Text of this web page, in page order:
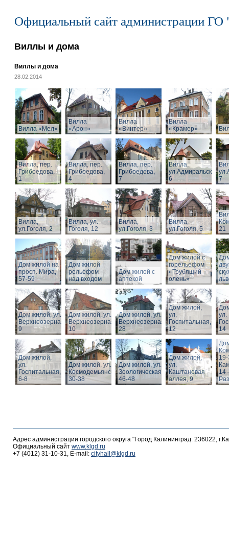
Официальный сайт администрации ГО
Виллы и дома
Виллы и дома
28.02.2014
Вилла «Мел»
Вилла
«Арон»
Вилла
«Винтер»
Вилла
«Крамер»
Вилла, пер.
Грибоедова,
1
Вилла, пер.
Грибоедова,
4
Вилла, пер.
Грибоедова,
7
Вилла,
ул.Адмиральская,
6
7
Вилла,
ул.Гоголя, 2
Вилла, ул.
Гоголя, 12
Вилла,
ул.Гоголя, 3
Вилла,
ул.Гоголя, 5
21
Дом жилой на
просп. Мира,
57-59
Дом жилой
рельефом
над входом
Дом жилой с
аптекой
Дом жилой с
горельефом
«Трубящий
олень»
Дом жилой, ул.
Верхнеозерная,
9
Дом жилой, ул.
Верхнеозерная,
10
Дом жилой, ул.
Верхнеозерная,
28
Дом жилой,
ул.
Госпитальная,
12
ул.
14
Дом жилой,
ул.
Госпитальная,
6-8
Дом жилой, ул. З.
Космодемьянской
30-38
Дом жилой, ул.
Зоологическая,
46-48
Дом жилой,
ул.
Каштановая
аллея, 9
14
Адрес администрации городского округа "Город Калининград: 236022,
Официальный сайт www.klgd.ru
+7 (4012) 31-10-31, E-mail: cityhall@klgd.ru